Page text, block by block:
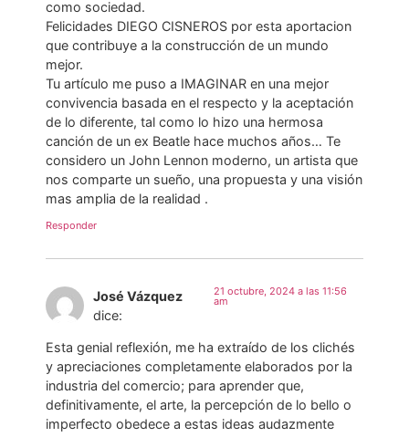
como sociedad.
Felicidades DIEGO CISNEROS por esta aportacion
que contribuye a la construcción de un mundo
mejor.
Tu artículo me puso a IMAGINAR en una mejor
convivencia basada en el respecto y la aceptación
de lo diferente, tal como lo hizo una hermosa
canción de un ex Beatle hace muchos años… Te
considero un John Lennon moderno, un artista que
nos comparte un sueño, una propuesta y una visión
mas amplia de la realidad .
Responder
José Vázquez
dice:
21 octubre, 2024 a las 11:56
am
Esta genial reflexión, me ha extraído de los clichés
y apreciaciones completamente elaborados por la
industria del comercio; para aprender que,
definitivamente, el arte, la percepción de lo bello o
imperfecto obedece a estas ideas audazmente